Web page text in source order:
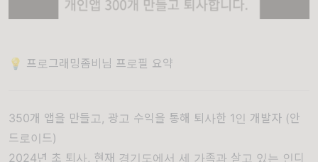
💡 프로그래밍좀비님 프로필 요약
350개 앱을 만들고, 광고 수익을 통해 퇴사한 1인 개발자 (안
드로이드)
2024년 초 퇴사, 현재 경기도에서 세 가족과 살고 있는 인디